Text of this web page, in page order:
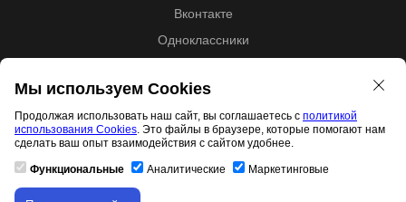
Вконтакте
Одноклассники
Образовательная лицензия №5257 от 09.09.2020 (Л035-
01253-67/00192487)
Мы используем Cookies
Продолжая использовать наш сайт, вы соглашаетесь с политикой
использования Cookies. Это файлы в браузере, которые помогают нам
сделать ваш опыт взаимодействия с сайтом удобнее.
Функциональные Аналитические Маркетинговые